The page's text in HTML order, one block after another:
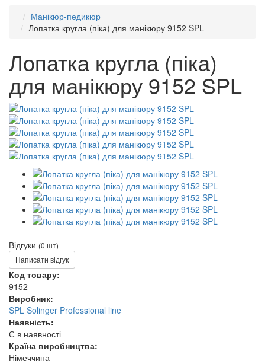
Манікюр-педикюр
Лопатка кругла (піка) для манікюру 9152 SPL
Лопатка кругла (піка)
для манікюру 9152 SPL
Відгуки (0 шт)
Написати відгук
Код товару:
9152
Виробник:
SPL Solinger Professional line
Наявність:
Є в наявності
Країна виробництва:
Німеччина